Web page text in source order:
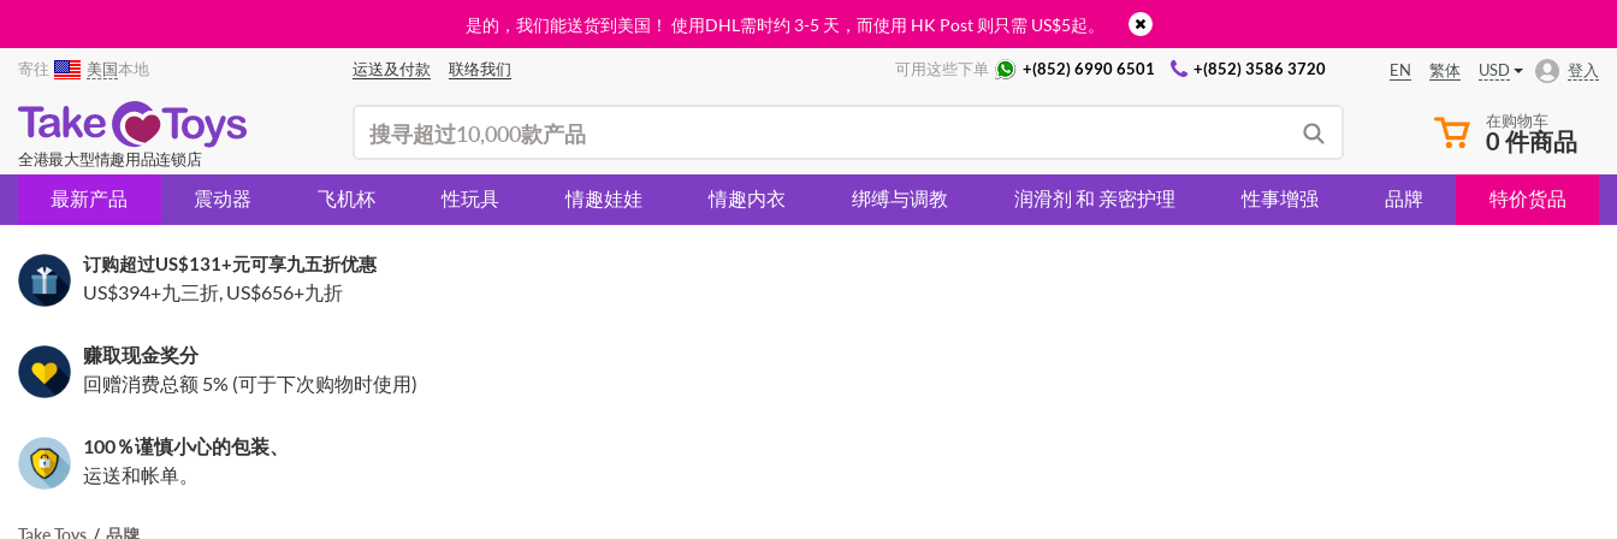
是的，我们能送货到美国！ 使用DHL需时约 3-5 天，而使用 HK Post 则只需 US$5起。
寄往 美国本地 运送及付款 联络我们 可用这些下单 +(852) 6990 6501 +(852) 3586 3720 EN 繁体 USD 登入
在购物车
0 件商品
全港最大型情趣用品连锁店
最新产品 震动器 飞机杯 性玩具 情趣娃娃 情趣内衣 绑缚与调教 润滑剂 和 亲密护理 性事增强 品牌 特价货品
订购超过US$131+元可享九五折优惠
US$394+九三折, US$656+九折
赚取现金奖分
回赠消费总额 5% (可于下次购物时使用)
100％谨慎小心的包装、
运送和帐单。
Take Toys 品牌